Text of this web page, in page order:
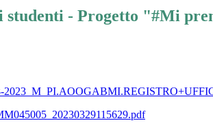
studenti - Progetto "#Mi